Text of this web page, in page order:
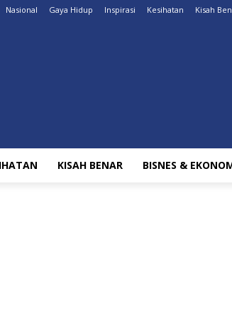
Nasional Gaya Hidup Inspirasi Kesihatan Kisah
KISAH BENAR BISNES &